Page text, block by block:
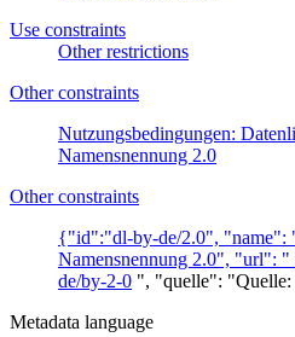
Use constraints
Other restrictions
Other constraints
Nutzungsbedingungen:
Namensnennung 2.0
Other constraints
{"id":"dl-by-de/2.0", "name":
Namensnennung 2.0", "url": "
de/by-2-0 ", "quelle":
Metadata language